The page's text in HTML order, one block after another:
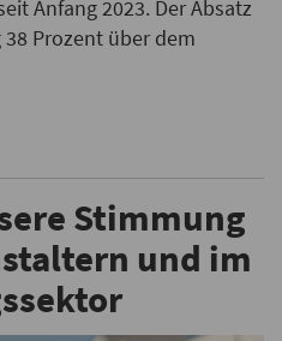
Anfang 2023. Der Absatz
Prozent über dem
Stimmung
und im